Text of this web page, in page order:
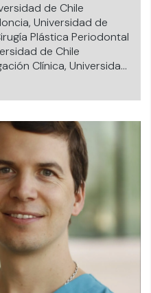
de Chile
Universidad de
Plástica Periodontal
de Chile
Clínica, Universidad